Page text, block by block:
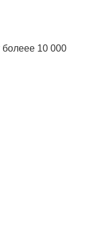
болеее 10 000